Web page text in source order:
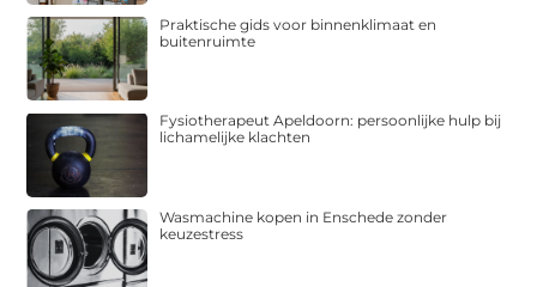
Praktische gids voor binnenklimaat en
buitenruimte
Fysiotherapeut Apeldoorn: persoonlijke hulp bij
lichamelijke klachten
Wasmachine kopen in Enschede zonder
keuzestress